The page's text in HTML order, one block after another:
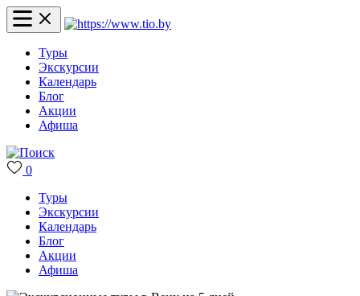
Туры
Экскурсии
Календарь
Блог
Акции
Афиша
0
Туры
Экскурсии
Календарь
Блог
Акции
Афиша